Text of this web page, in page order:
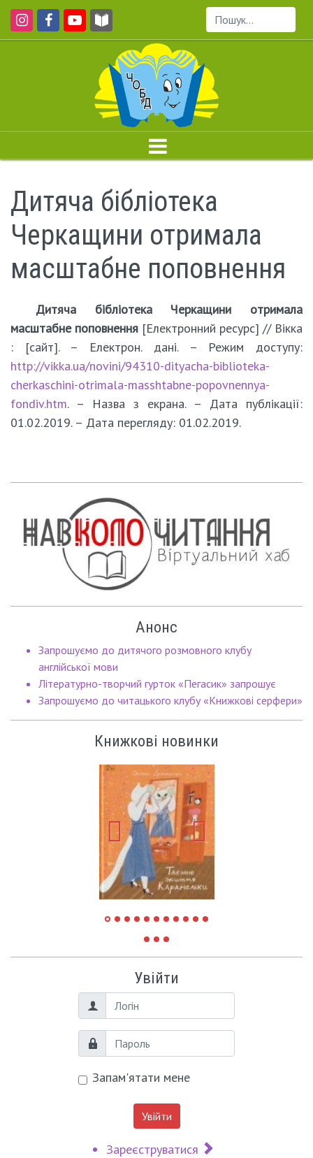
Пошук...
Дитяча бібліотека
Черкащини отримала
масштабне поповнення
Дитяча бібліотека Черкащини отримала
масштабне поповнення [Електронний ресурс] // Вікка
: [сайт]. – Електрон. дані. – Режим доступу:
http://vikka.ua/novini/94310-dityacha-biblioteka-
cherkaschini-otrimala-masshtabne-popovnennya-
fondiv.htm. – Назва з екрана. – Дата публікації:
01.02.2019. – Дата перегляду: 01.02.2019.
Анонс
Запрошуємо до дитячого розмовного клубу
англійської мови
Літературно-творчий гурток «Пегасик» запрошує
Запрошуємо до читацького клубу «Книжкові серфери»
Книжкові новинки
Увійти
Логін
Пароль
Запам'ятати мене
Увійти
Зареєструватися